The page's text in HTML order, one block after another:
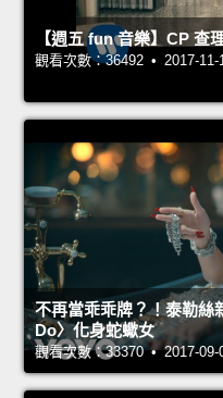
【週五 fun 音樂】CP 查
觀看次數：36492 • 2017-11-
不再當乖乖牌？！泰勒
Do〉化身蛇蠍女
觀看次數：33370 • 2017-09-